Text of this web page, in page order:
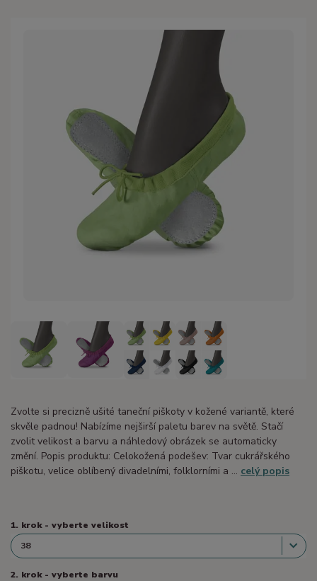
Zvolte si precizně ušité taneční piškoty v kožené variantě, které
skvěle padnou! Nabízíme nejširší paletu barev na světě. Stačí
zvolit velikost a barvu a náhledový obrázek se automaticky
změní. Popis produktu: Celokožená podešev: Tvar cukrářského
piškotu, velice oblíbený divadelními, folklorními a ... celý popis
1. krok - vyberte velikost
2. krok - vyberte barvu